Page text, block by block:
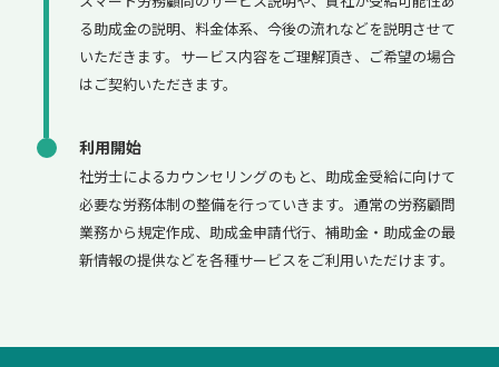
る助成金の説明、料金体系、今後の流れなどを説明させて
いただきます。サービス内容をご理解頂き、ご希望の場合
はご契約いただきます。
利用開始
社労士によるカウンセリングのもと、助成金受給に向けて
必要な労務体制の整備を行っていきます。通常の労務顧問
業務から規定作成、助成金申請代行、補助金・助成金の最
新情報の提供などを各種サービスをご利用いただけます。